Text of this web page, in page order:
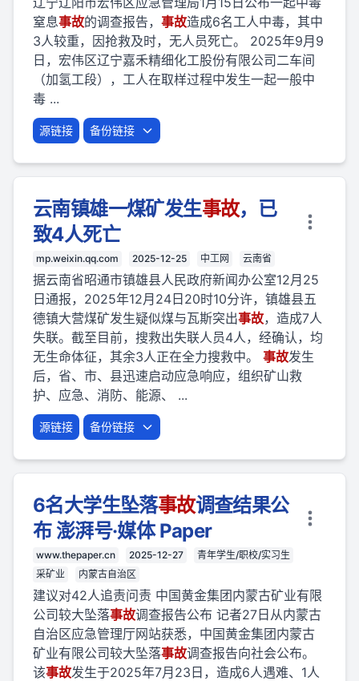
窒息事故的调查报告， 事故造成6名工人中毒，其中
3人较重，因抢救及时，无人员死亡。 2025年9月9
日，宏伟区辽宁嘉禾精细化工股份有限公司二车间
（加氢工段），工人在取样过程中发生一起一般中
毒 ...
源链接 备份链接
云南镇雄一煤矿发生事故，已
致4人死亡
mp.weixin.qq.com 2025-12-25 中工网 云南省
据云南省昭通市镇雄县人民政府新闻办公室12月25
日通报，2025年12月24日20时10分许，镇雄县五
德镇大营煤矿发生疑似煤与瓦斯突出事故，造成7人
失联。截至目前，搜救出失联人员4人，经确认，均
无生命体征，其余3人正在全力搜救中。 事故发生
后，省、市、县迅速启动应急响应，组织矿山救
护、应急、消防、能源、 ...
源链接 备份链接
6名大学生坠落事故调查结果公
布 澎湃号·媒体 Paper
www.thepaper.cn 2025-12-27
青年学生/职校/实习生
采矿业
内蒙古自治区
建议对42人追责问责 中国黄金集团内蒙古矿业有限
公司较大坠落事故调查报告公布 记者27日从内蒙古
自治区应急管理厅网站获悉，中国黄金集团内蒙古
矿业有限公司较大坠落事故调查报告向社会公布。
该事故发生于2025年7月23日，造成6人遇难、1人